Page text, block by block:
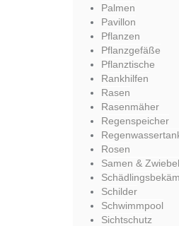
Palmen
Pavillon
Pflanzen
Pflanzgefäße
Pflanztische
Rankhilfen
Rasen
Rasenmäher
Regenspeicher
Rosen
Samen &
Schilder
Schwimmpool
Sichtschutz